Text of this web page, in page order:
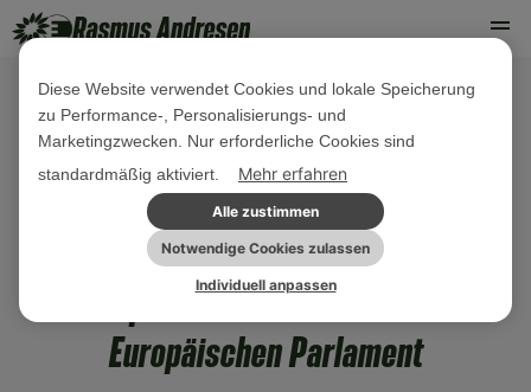
08. JUNI 2023
Money-Matters-Briefing #17:
Analyse des EU-Haushalts 2024 und
Zusammenarbeit zwischen
Europäischer Zentralbank und
Europäischen Parlament
Diese Website verwendet Cookies und lokale Speicherung
zu Performance-, Personalisierungs- und
Marketingzwecken. Nur erforderliche Cookies sind
standardmäßig aktiviert.
Mehr erfahren
Alle zustimmen
Notwendige Cookies zulassen
Individuell anpassen